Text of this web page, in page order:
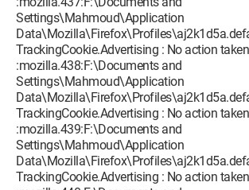
Settings\Mahmoud\Application
TrackingCookie.Advertising : No action
:mozilla.438:F:\Documents and
Settings\Mahmoud\Application
TrackingCookie.Advertising : No action
:mozilla.439:F:\Documents and
Settings\Mahmoud\Application
TrackingCookie.Advertising : No action